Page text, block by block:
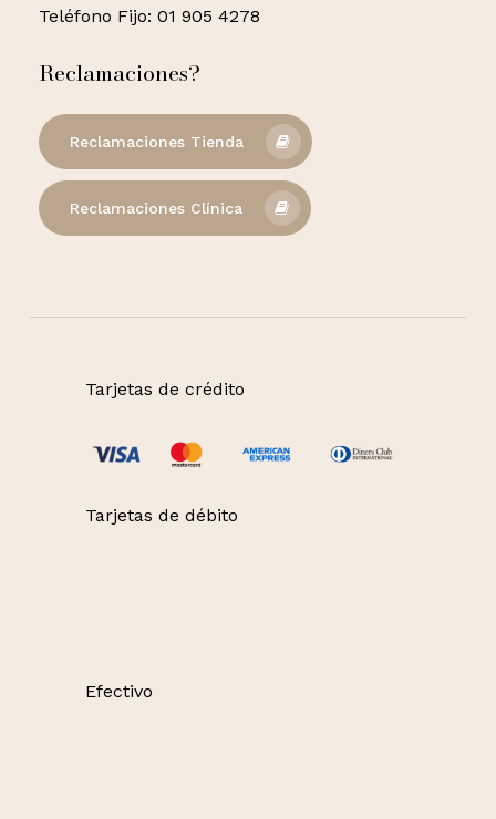
Teléfono Fijo: 01 905 4278
Reclamaciones?
Reclamaciones Tienda
Reclamaciones Clínica
Tarjetas de crédito
Tarjetas de débito
Efectivo